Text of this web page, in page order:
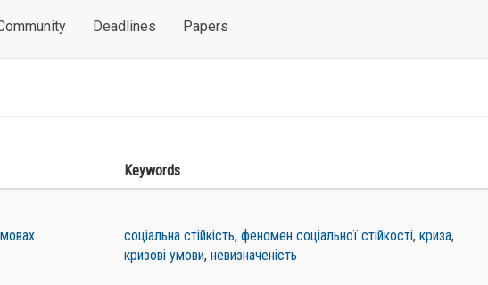
Deadlines Papers
Keywords
соціальна стійкість, феномен соціальної стійкості, криза,
кризові умови, невизначеність